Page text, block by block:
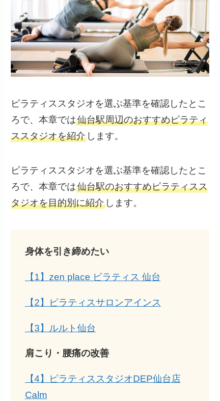
ピラティススタジオを選ぶ基準を確認したとこ
ろで、本章では仙台駅周辺のおすすめピラティ
ススタジオを紹介 します。
ピラティススタジオを選ぶ基準を確認したとこ
ろで、本章では仙台駅のおすすめピラティスス
タジオを目的別に紹介 します。
身体を引き締めたい
【1】zen place ピラティス 仙台
【2】ピラティスサロンアインス
【3】ルルト仙台
肩こり・腰痛の改善
【4】ピラティススタジオDEP仙台店
Calm